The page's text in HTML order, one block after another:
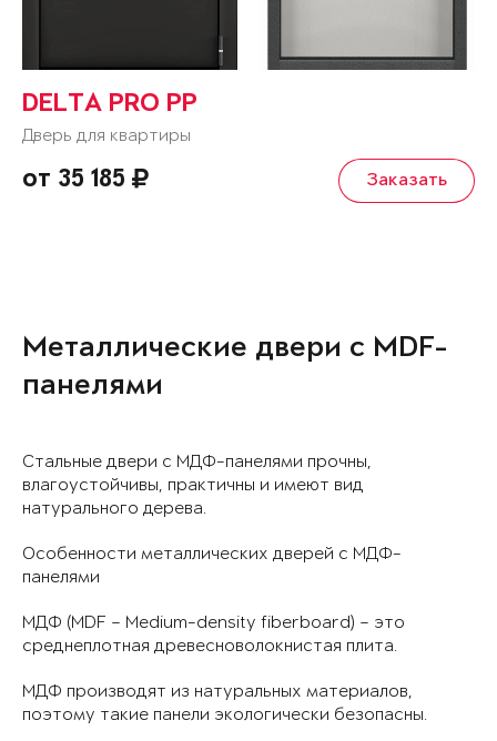
DELTA PRO PP
Дверь для квартиры
от 35 185 Заказать
Металлические двери с MDF-
панелями
Стальные двери с МДФ-панелями прочны,
влагоустойчивы, практичны и имеют вид
натурального дерева.
Особенности металлических дверей с МДФ-
панелями
МДФ (MDF – Medium-density fiberboard) – это
среднеплотная древесноволокнистая плита.
МДФ производят из натуральных материалов,
поэтому такие панели экологически безопасны.